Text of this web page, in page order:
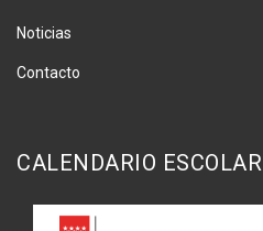
Noticias
Contacto
CALENDARIO ESCOLAR